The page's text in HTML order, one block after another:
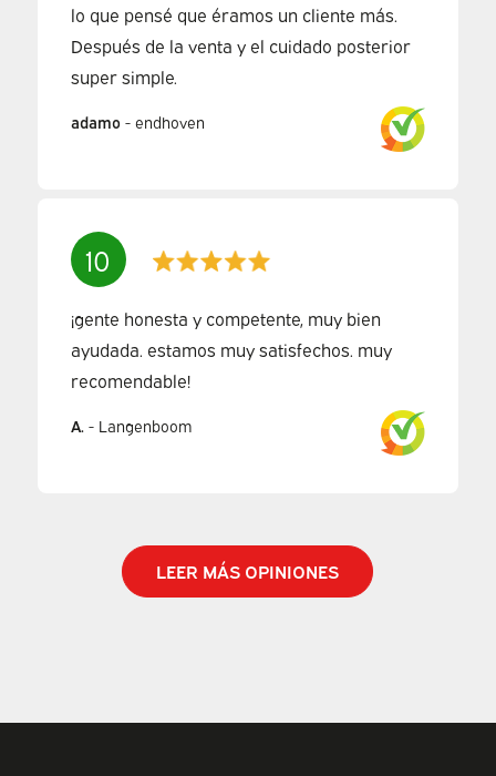
lo que pensé que éramos un cliente más.
Después de la venta y el cuidado posterior
super simple.
adamo - endhoven
10
¡gente honesta y competente, muy bien
ayudada. estamos muy satisfechos. muy
recomendable!
A.- Langenboom
LEER MÁS OPINIONES